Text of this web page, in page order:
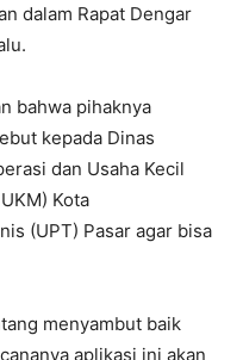
dalam Rapat Dengar
bahwa pihaknya
kepada Dinas
dan Usaha Kecil
Kota
(UPT) Pasar agar bisa
menyambut baik
aplikasi ini akan